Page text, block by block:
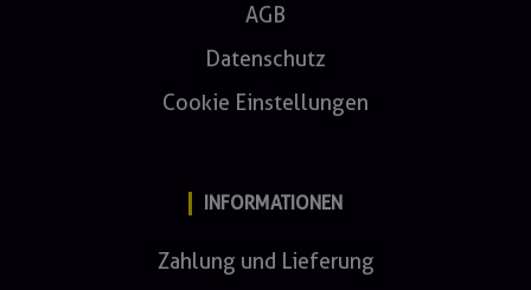
AGB
Datenschutz
Cookie Einstellungen
INFORMATIONEN
Zahlung und Lieferung